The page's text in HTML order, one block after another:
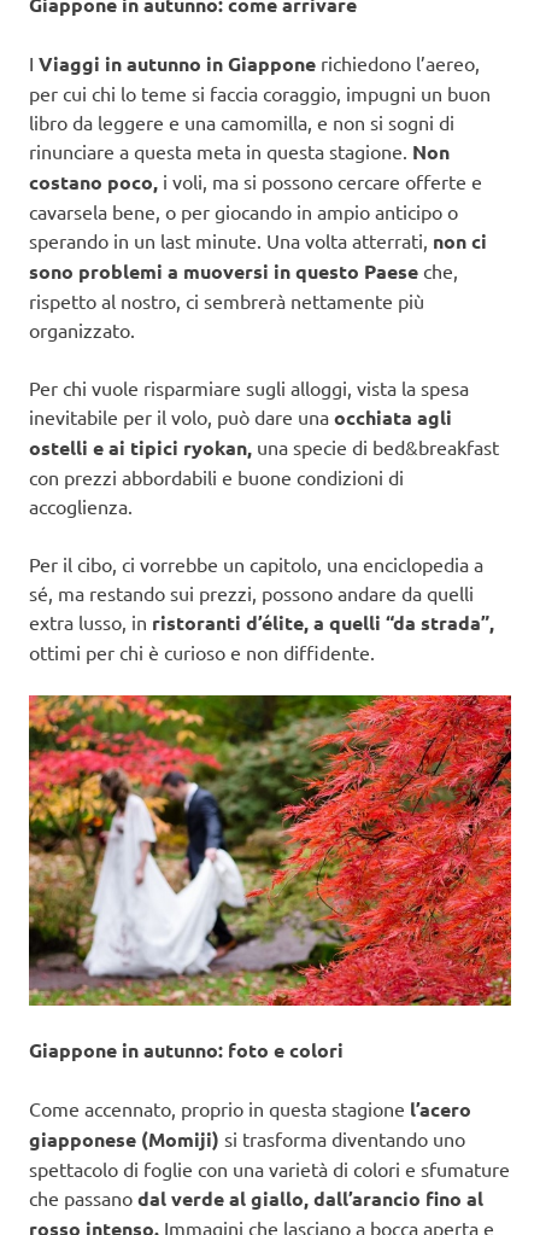
I Viaggi in autunno in Giappone richiedono l’aereo,
per cui chi lo teme si faccia coraggio, impugni un buon
libro da leggere e una camomilla, e non si sogni di
rinunciare a questa meta in questa stagione. Non
costano poco, i voli, ma si possono cercare offerte e
cavarsela bene, o per giocando in ampio anticipo o
sperando in un last minute. Una volta atterrati, non ci
sono problemi a muoversi in questo Paese che,
rispetto al nostro, ci sembrerà nettamente più
organizzato.
Per chi vuole risparmiare sugli alloggi, vista la spesa
inevitabile per il volo, può dare una occhiata agli
ostelli e ai tipici ryokan, una specie di bed&breakfast
con prezzi abbordabili e buone condizioni di
accoglienza.
Per il cibo, ci vorrebbe un capitolo, una enciclopedia a
sé, ma restando sui prezzi, possono andare da quelli
extra lusso, in ristoranti d’élite, a quelli “da strada”,
ottimi per chi è curioso e non diffidente.
Giappone in autunno: foto e colori
Come accennato, proprio in questa stagione l’acero
giapponese (Momiji) si trasforma diventando uno
spettacolo di foglie con una varietà di colori e sfumature
che passano dal verde al giallo, dall’arancio fino al
rosso intenso. Immagini che lasciano a bocca aperta e